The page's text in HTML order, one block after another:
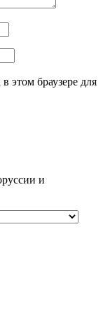
этом браузере для
и